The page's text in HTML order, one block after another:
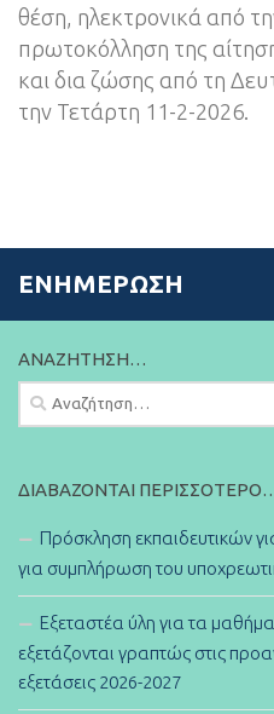
θέση, ηλεκτρονικά από
πρωτοκόλληση της
και δια ζώσης από τη
την Τετάρτη 11-2-2026.
ΕΝΗΜΈΡΩΣΗ
ΑΝΑΖΉΤΗΣΗ…
Αναζήτηση
για:
ΔΙΑΒΆΖΟΝΤΑΙ
Πρόσκληση εκπαιδευτικών
για συμπλήρωση του
Εξεταστέα ύλη για τα
εξετάζονται γραπτώς στις
εξετάσεις 2026-2027